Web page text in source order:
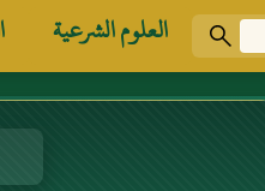
العلوم الشرعية